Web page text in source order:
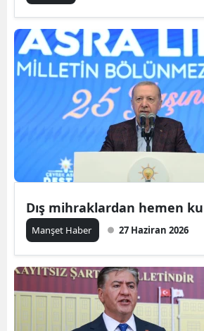
Dış mihraklardan hemen
Manşet Haber 27 Haziran 2026